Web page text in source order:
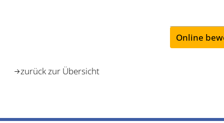
Online
zurück zur Übersicht